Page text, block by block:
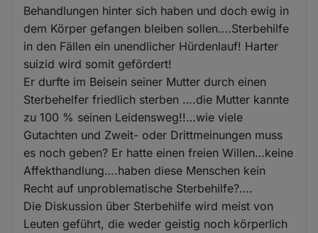
Behandlungen hinter sich haben und doch ewig in
dem Körper gefangen bleiben sollen….Sterbehilfe
in den Fällen ein unendlicher Hürdenlauf! Harter
suizid wird somit gefördert!
Er durfte im Beisein seiner Mutter durch einen
Sterbehelfer friedlich sterben ….die Mutter kannte
zu 100 % seinen Leidensweg!!…wie viele
Gutachten und Zweit- oder Drittmeinungen muss
es noch geben? Er hatte einen freien Willen…keine
Affekthandlung….haben diese Menschen kein
Recht auf unproblematische Sterbehilfe?….
Die Diskussion über Sterbehilfe wird meist von
Leuten geführt, die weder geistig noch körperlich